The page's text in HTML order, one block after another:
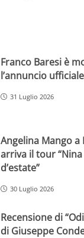
Franco Baresi è
l’annuncio ufficiale
31 Luglio 2026
Angelina Mango a
arriva il tour
d’estate”
30 Luglio 2026
Recensione di
di Giuseppe